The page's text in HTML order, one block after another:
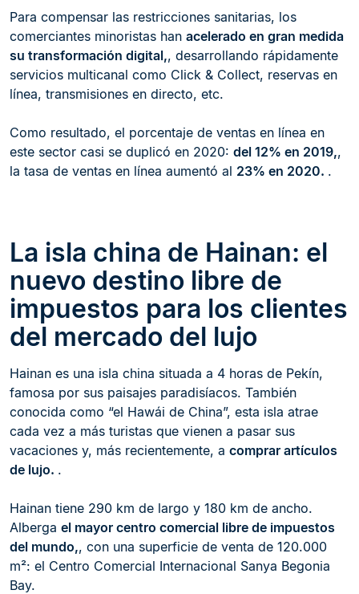
Para compensar las restricciones sanitarias, los
comerciantes minoristas han acelerado en gran medida
su transformación digital,, desarrollando rápidamente
servicios multicanal como Click & Collect, reservas en
línea, transmisiones en directo, etc.
Como resultado, el porcentaje de ventas en línea en
este sector casi se duplicó en 2020: del 12% en 2019,,
la tasa de ventas en línea aumentó al 23% en 2020. .
La isla china de Hainan: el
nuevo destino libre de
impuestos para los clientes
del mercado del lujo
Hainan es una isla china situada a 4 horas de Pekín,
famosa por sus paisajes paradisíacos. También
conocida como “el Hawái de China”, esta isla atrae
cada vez a más turistas que vienen a pasar sus
vacaciones y, más recientemente, a comprar artículos
de lujo. .
Hainan tiene 290 km de largo y 180 km de ancho.
Alberga el mayor centro comercial libre de impuestos
del mundo,, con una superficie de venta de 120.000
m²: el Centro Comercial Internacional Sanya Begonia
Bay.